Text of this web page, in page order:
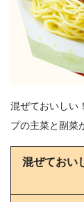
混ぜておいしい
プの主菜と副菜
混ぜておい